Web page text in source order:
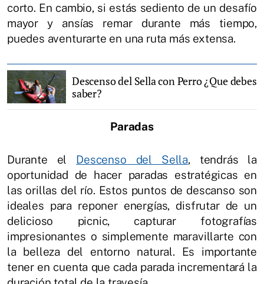
corto. En cambio, si estás sediento de un desafío
mayor y ansías remar durante más tiempo,
puedes aventurarte en una ruta más extensa.
Descenso del Sella con Perro ¿Que debes
saber?
Paradas
Durante el Descenso del Sella, tendrás la
oportunidad de hacer paradas estratégicas en
las orillas del río. Estos puntos de descanso son
ideales para reponer energías, disfrutar de un
delicioso picnic, capturar fotografías
impresionantes o simplemente maravillarte con
la belleza del entorno natural. Es importante
tener en cuenta que cada parada incrementará la